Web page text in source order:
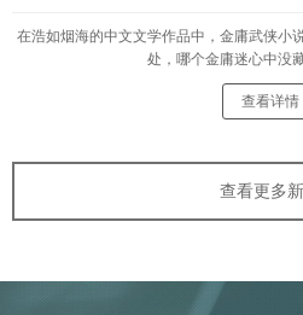
在浩如烟海的中文文学作品中，金庸武侠小
处，哪个金庸迷心中没
查看详情
查看更多